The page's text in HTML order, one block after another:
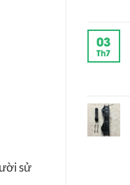
sử
03
Th7